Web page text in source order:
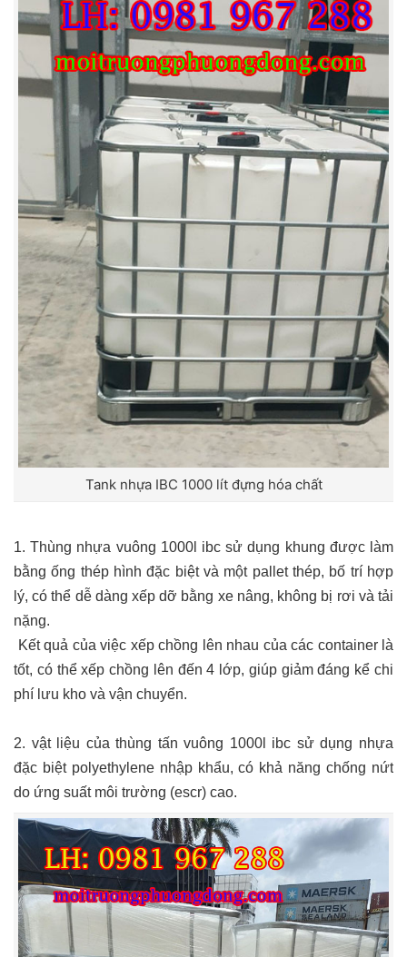
Tank nhựa IBC 1000 lít đựng hóa chất
1.Thùng nhựa vuông 1000l ibcsử dụng khung được làm
bằng ống thép hình đặc biệt và một pallet thép, bố trí hợp
lý, có thể dễ dàng xếp dỡ bằng xe nâng, không bị rơi và tải
nặng.
Kết quả của việc xếp chồng lên nhau của các container là
tốt, có thể xếp chồng lên đến 4 lớp, giúp giảm đáng kể chi
phí lưu kho và vận chuyển.
2. vật liệu của thùng tấn vuông 1000l ibc sử dụng nhựa
đặc biệt polyethylene nhập khẩu, có khả năng chống nứt
do ứng suất môi trường (escr) cao.